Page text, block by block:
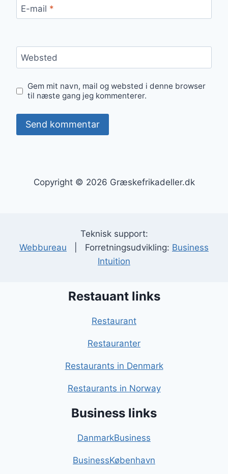
E-mail *
Websted
Gem mit navn, mail og websted i denne browser
til næste gang jeg kommenterer.
Copyright © 2026 Græskefrikadeller.dk
Teknisk support:
Webbureau | Forretningsudvikling: Business
Intuition
Restauant links
Restaurant
Restauranter
Restaurants in Denmark
Restaurants in Norway
Business links
DanmarkBusiness
BusinessKøbenhavn